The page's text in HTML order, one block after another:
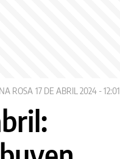
ROSA 17 DE ABRIL 2024 - 12:01